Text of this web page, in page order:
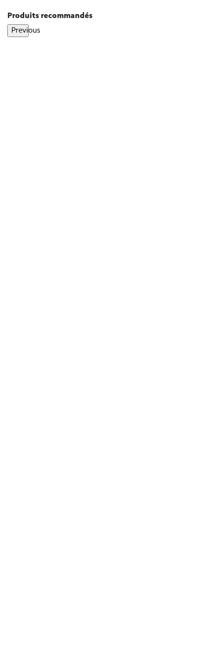
Produits recommandés
Previous